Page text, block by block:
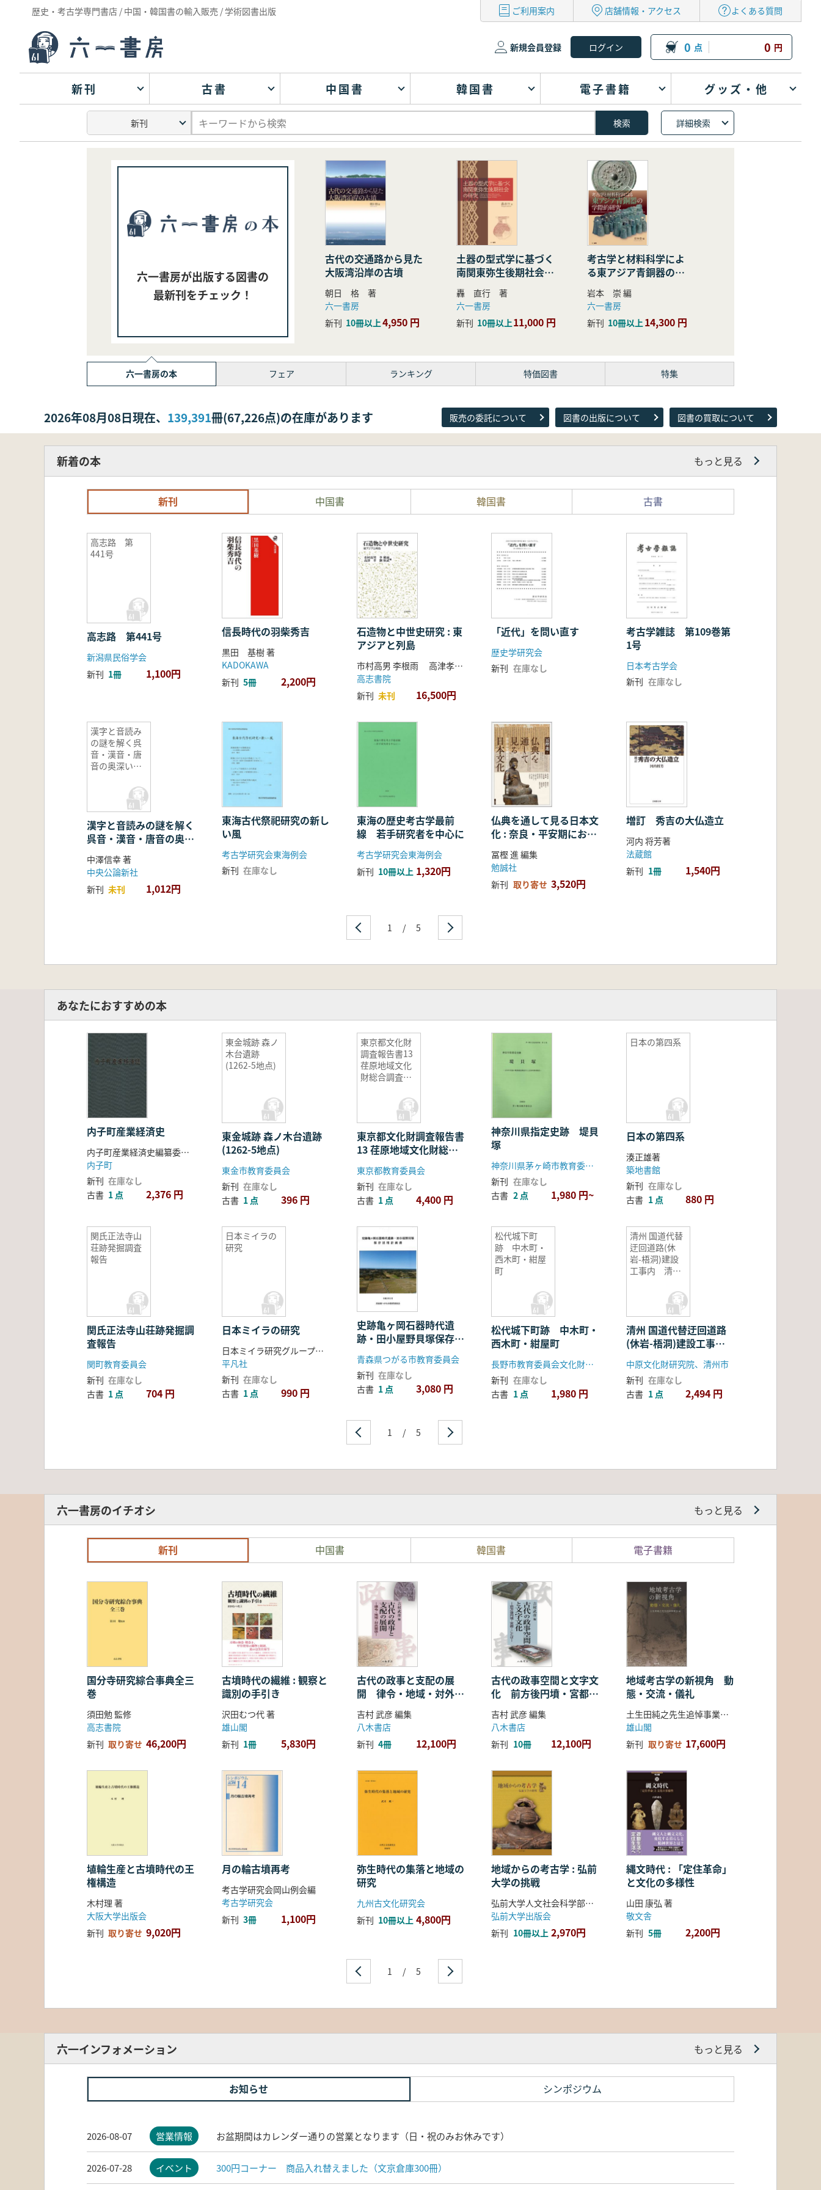
歴史・考古学専門書店 / 中国・韓国書の輸入販売 / 学術図書出版 ご利用案内 店舗情報・アクセス よくある質問
新規会員登録 0 点 0 円
新刊 古書 中国書 韓国書 電子書籍 グッズ・他
詳細検索
六一書房が出版する図書の
最新刊をチェック！
古代の交通路から見た
大阪湾沿岸の古墳
朝日 格 著
六一書房
新刊 10冊以上4,950 円
土器の型式学に基づく
南関東弥生後期社会の
研究
轟 直行 著
六一書房
新刊 10冊以上11,000 円
考古学と材料科学によ
る東アジア青銅器の学
際的研究
岩本 崇 編
六一書房
新刊 10冊以上14,300 円
六一書房の本 フェア ランキング 特価図書 特集
2026年08月08日現在、 139,391冊(67,226点)の在庫があります 販売の委託について 図書の出版について 図書の買取について
新着の本 もっと見る
新刊 中国書 韓国書 古書
高志路 第
441号
高志路 第441号
新潟県民俗学会
新刊 1冊 1,100円
信長時代の羽柴秀吉
黒田 基樹 著
KADOKAWA
新刊 5冊 2,200円
石造物と中世史研究 : 東
アジアと列島
市村高男 李根雨 高津孝 劉恒武 編
高志書院
新刊 未刊 16,500円
「近代」を問い直す
歴史学研究会
新刊 在庫なし
考古学雑誌 第109巻第
1号
日本考古学会
新刊 在庫なし
漢字と音読み
の謎を解く呉
音・漢音・唐
音の奥深い世
漢字と音読みの謎を解く
呉音・漢音・唐音の奥深
い世界
中澤信幸 著
中央公論新社
新刊 未刊 1,012円
東海古代祭祀研究の新し
い風
考古学研究会東海例会
新刊 在庫なし
東海の歴史考古学最前
線 若手研究者を中心に
考古学研究会東海例会
新刊 10冊以上 1,320円
仏典を通して見る日本文
化 : 奈良・平安期におけ
る仏教の受容・融合・展
開
冨樫 進 編集
勉誠社
新刊 取り寄せ 3,520円
増訂 秀吉の大仏造立
河内 将芳著
法蔵館
新刊 1冊 1,540円
1 / 5
あなたにおすすめの本
内子町産業経済史
内子町産業経済史編纂委員会 編
内子町
新刊 在庫なし
古書 1 点 2,376 円
東金城跡 森ノ
木台遺跡
(1262-5地点)
東金城跡 森ノ木台遺跡
(1262-5地点)
東金市教育委員会
新刊 在庫なし
古書 1 点 396 円
東京都文化財
調査報告書13
荏原地域文化
財総合調査報
東京都文化財調査報告書
13 荏原地域文化財総合
調査報告
東京都教育委員会
新刊 在庫なし
古書 1 点 4,400 円
神奈川県指定史跡 堤貝
塚
神奈川県茅ヶ崎市教育委員会
新刊 在庫なし
古書 2 点 1,980 円~
日本の第四系
日本の第四系
湊正雄著
築地書館
新刊 在庫なし
古書 1 点 880 円
関氏正法寺山
荘跡発掘調査
報告
関氏正法寺山荘跡発掘調
査報告
関町教育委員会
新刊 在庫なし
古書 1 点 704 円
日本ミイラの
研究
日本ミイラの研究
日本ミイラ研究グループ 編
平凡社
新刊 在庫なし
古書 1 点 990 円
史跡亀ヶ岡石器時代遺
跡・田小屋野貝塚保存管
理計画書
青森県つがる市教育委員会
新刊 在庫なし
古書 1 点 3,080 円
松代城下町
跡 中木町・
西木町・紺屋
町
松代城下町跡 中木町・
西木町・紺屋町
長野市教育委員会文化財課埋蔵文化財センタ
新刊 在庫なし
古書 1 点 1,980 円
清州 国道代替
迂回道路(休
岩-梧洞)建設
工事内 清州
清州 国道代替迂回道路
(休岩-梧洞)建設工事
内 清州井北洞遺蹟
中原文化財研究院、清州市
新刊 在庫なし
古書 1 点 2,494 円
1 / 5
六一書房のイチオシ もっと見る
新刊 中国書 韓国書 電子書籍
国分寺研究綜合事典全三
巻
須田勉 監修
高志書院
新刊 取り寄せ 46,200円
古墳時代の繊維 : 観察と
識別の手引き
沢田むつ代 著
雄山閣
新刊 1冊 5,830円
古代の政事と支配の展
開 律令・地域・対外関
係
吉村 武彦 編集
八木書店
新刊 4冊 12,100円
古代の政事空間と文字文
化 前方後円墳・宮都・
ことば
吉村 武彦 編集
八木書店
新刊 10冊 12,100円
地域考古学の新視角 動
態・交流・儀礼
土生田純之先生追悼事業会 編
雄山閣
新刊 取り寄せ 17,600円
埴輪生産と古墳時代の王
権構造
木村理 著
大阪大学出版会
新刊 取り寄せ 9,020円
月の輪古墳再考
考古学研究会岡山例会編
考古学研究会
新刊 3冊 1,100円
弥生時代の集落と地域の
研究
九州古文化研究会
新刊 10冊以上 4,800円
地域からの考古学 : 弘前
大学の挑戦
弘前大学人文社会科学部北日本考古学研究センター 編
弘前大学出版会
新刊 10冊以上 2,970円
縄文時代 : 「定住革命」
と文化の多様性
山田 康弘 著
敬文舎
新刊 5冊 2,200円
1 / 5
六一インフォメーション もっと見る
お知らせ シンポジウム
2026-08-07 営業情報 お盆期間はカレンダー通りの営業となります（日・祝のみお休みです）
2026-07-28 イベント 300円コーナー 商品入れ替えました（文京倉庫300冊）